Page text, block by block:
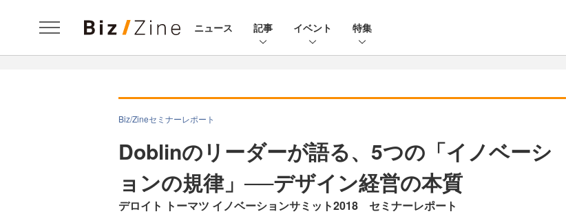
ニュース 記事 イベント 特集
Biz/Zineセミナーレポート
Doblinのリーダーが語る、5つの「イノベーシ
ョンの規律」──デザイン経営の本質
デロイト トーマツ イノベーションサミット2018 セミナーレポート